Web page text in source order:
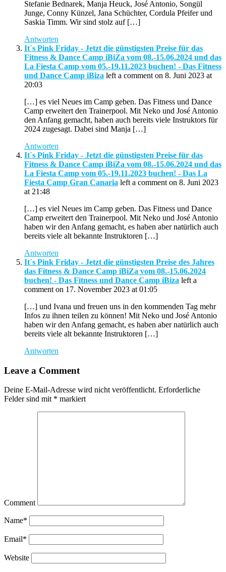
Stefanie Bednarek, Manja Heuck, José Antonio, Songül
Junge, Conny Künzel, Jana Schüchter, Cordula Pfeifer und
Saskia Timm. Wir sind stolz auf […]
Antworten
It´s Pink Friday - Jetzt die günstigsten Preise für das
Fitness & Dance Camp iBiZa vom 08.-15.06.2024 und das
La Fiesta Camp vom 05.-19.11.2023 buchen! - Das Fitness
und Dance Camp iBiza left a comment on 8. Juni 2023 at
20:03
[…] es viel Neues im Camp geben. Das Fitness und Dance
Camp erweitert den Trainerpool. Mit Neko und José Antonio
den Anfang gemacht, haben auch bereits viele Instruktors für
2024 zugesagt. Dabei sind Manja […]
Antworten
It´s Pink Friday - Jetzt die günstigsten Preise für das
Fitness & Dance Camp iBiZa vom 08.-15.06.2024 und das
La Fiesta Camp vom 05.-19.11.2023 buchen! - Das La
Fiesta Camp Gran Canaria left a comment on 8. Juni 2023
at 21:48
[…] es viel Neues im Camp geben. Das Fitness und Dance
Camp erweitert den Trainerpool. Mit Neko und José Antonio
haben wir den Anfang gemacht, es haben aber natürlich auch
bereits viele alt bekannte Instruktoren […]
Antworten
It´s Pink Friday - Jetzt die günstigsten Preise des Jahres
das Fitness & Dance Camp iBiZa vom 08.-15.06.2024
buchen! - Das Fitness und Dance Camp iBiza left a
comment on 17. November 2023 at 01:05
[…] und Ivana und freuen uns in den kommenden Tag mehr
Infos zu ihnen teilen zu können! Mit Neko und José Antonio
haben wir den Anfang gemacht, es haben aber natürlich auch
bereits viele alt bekannte Instruktoren […]
Antworten
Leave a Comment
Deine E-Mail-Adresse wird nicht veröffentlicht. Erforderliche
Felder sind mit * markiert
Comment
Name*
Email*
Website